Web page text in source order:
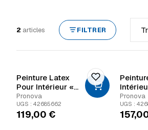
2 articles FILTRER
Peinture Latex
Pour Intérieur «
P154 Acrylotex
Satiné 10 »
Pronova
UGS : 42685662
119,00 €
Pronova
UGS :